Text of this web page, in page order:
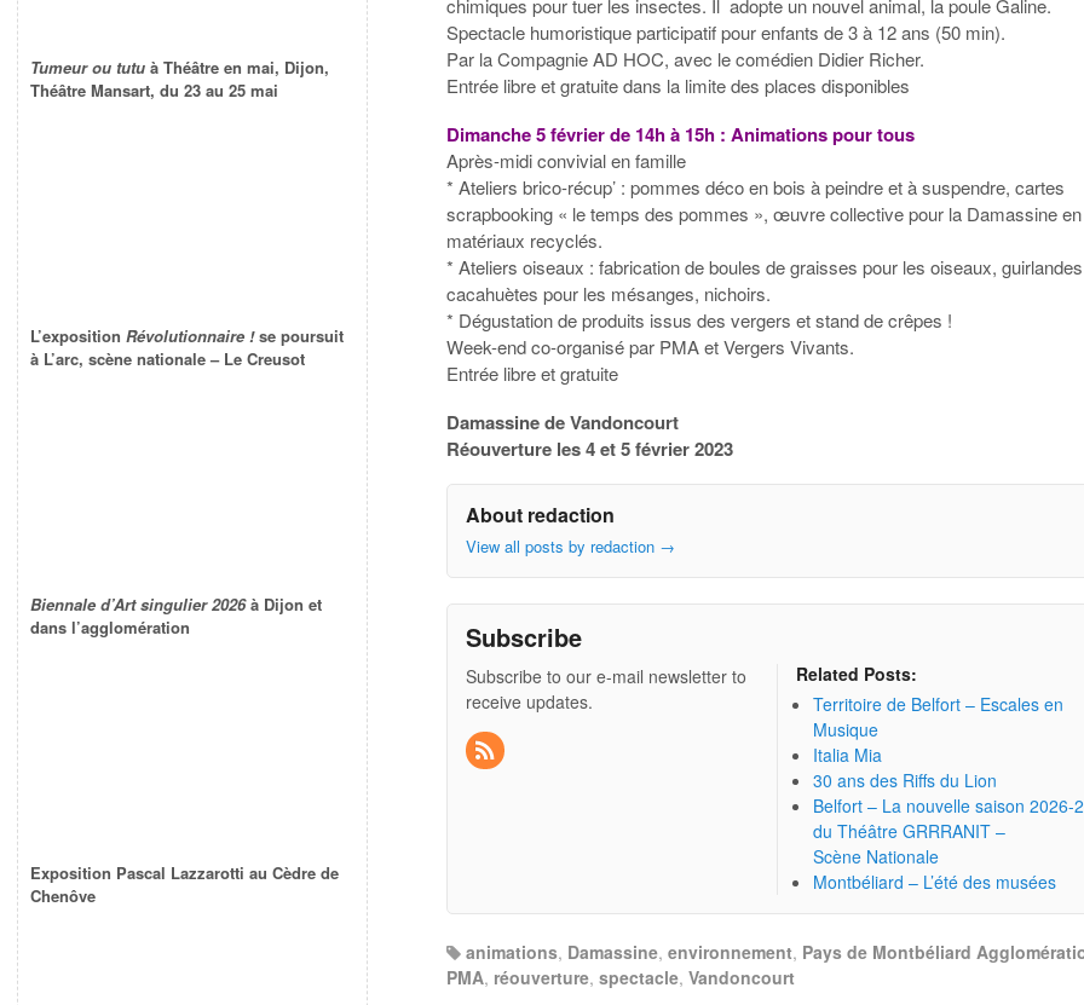
Spectacle humoristique participatif pour enfants de 3 à 12 ans (50 min).
Par la Compagnie AD HOC, avec le comédien Didier Richer.
Entrée libre et gratuite dans la limite des places disponibles
Dimanche 5 février de 14h à 15h : Animations pour tous
Après-midi convivial en famille
* Ateliers brico-récup’ : pommes déco en bois à peindre et à suspendre, cartes
scrapbooking « le temps des pommes », œuvre collective pour la Damassine en
matériaux recyclés.
* Ateliers oiseaux : fabrication de boules de graisses pour les oiseaux,
cacahuètes pour les mésanges, nichoirs.
* Dégustation de produits issus des vergers et stand de crêpes !
Week-end co-organisé par PMA et Vergers Vivants.
Entrée libre et gratuite
Damassine de Vandoncourt
Réouverture les 4 et 5 février 2023
About redaction
View all posts by redaction →
Subscribe
Subscribe to our e-mail newsletter to
receive updates.
Related Posts:
Territoire de Belfort – Escales en
Musique
Italia Mia
30 ans des Riffs du Lion
Belfort – La nouvelle saison 2026-
du Théâtre GRRRANIT –
Scène Nationale
Montbéliard – L’été des musées
animations, Damassine,environnement, Pays de Montbéliard
PMA, réouverture,spectacle,Vandoncourt
Tumeur ou tutu à Théâtre en mai, Dijon,
Théâtre Mansart, du 23 au 25 mai
L’exposition Révolutionnaire !se poursuit
à L’arc, scène nationale – Le Creusot
Biennale d’Art singulier 2026à Dijon et
dans l’agglomération
Exposition Pascal Lazzarotti au Cèdre de
Chenôve